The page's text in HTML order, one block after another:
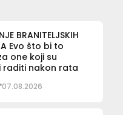
BRANITELJSKIH
Evo što bi to
one koji su
raditi nakon rata
07.08.2026